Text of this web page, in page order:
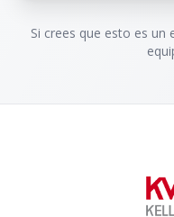
Si crees que esto es